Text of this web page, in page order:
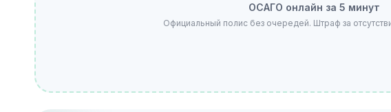
ОСАГО онлайн за 5 минут
Официальный полис без очередей. Штраф за